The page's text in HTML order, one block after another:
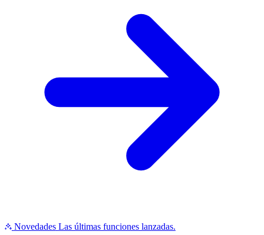
Novedades Las últimas funciones lanzadas.